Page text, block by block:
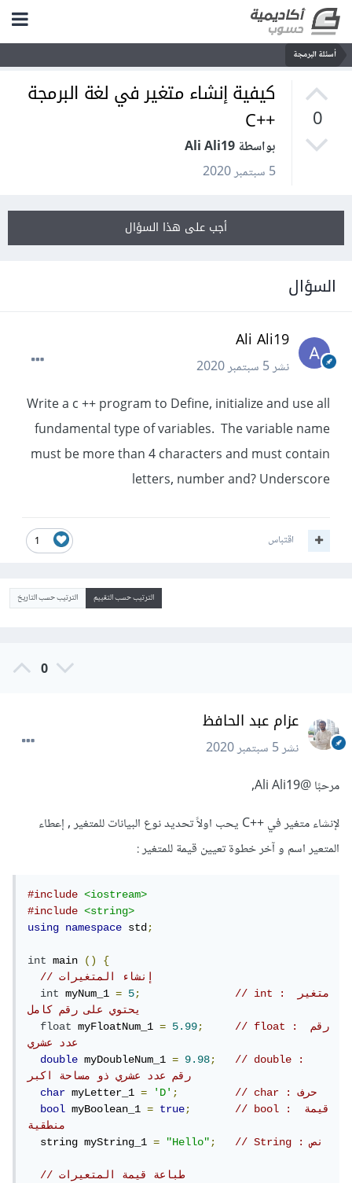
أسئلة البرمجة
0
كيفية إنشاء متغير في لغة البرمجة
++C
بواسطة Ali Ali19
5 سبتمبر 2020
أجب على هذا السؤال
السؤال
Ali Ali19
نشر5 سبتمبر 2020
Write a c ++ program to Define, initialize and use all
fundamental type of variables. The variable name
must be more than 4 characters and must contain
letters, number and? Underscore
1 اقتباس
الترتيب حسب التقييم الترتيب حسب التاريخ
0
عزام عبد الحافظ
نشر5 سبتمبر 2020
مرحبًا@Ali Ali19
,
لإنشاء متغير في ++C يحب اولاً تحديد نوع البيانات للمتغير , إعطاء
المتعير اسم و آخر خطوة تعيين قيمة للمتغير :
#include
<iostream>
#include
<string>
using
namespace std;
int main ()
{
// إنشاء المتغيرات
int myNum_1 = 5;
// int : متغير
يحتوي على رقم كامل
float myFloatNum_1 = 5.99;
// float : رقم
عدد عشري
double myDoubleNum_1 = 9.98;
// double :
رقم عدد عشري ذو مساحة اكبر
char myLetter_1 = 'D';
// char : حرف
bool myBoolean_1 = true;
// bool : قيمة
منطقية
  string myString_1
= "Hello"; // String : نص
// طباعة قيمة المتعيرات